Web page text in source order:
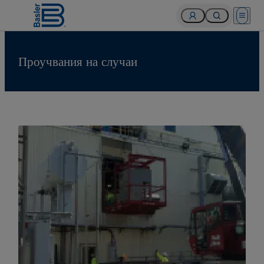
Open
Проучвания на случаи